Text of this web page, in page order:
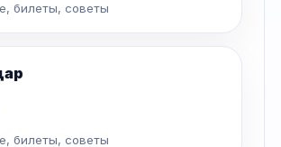
билеты, советы
билеты, советы